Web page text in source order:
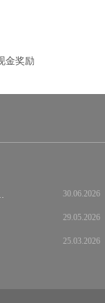
金奖励
38.4亿美元… 30.06.2026
29.05.2026
25.03.2026